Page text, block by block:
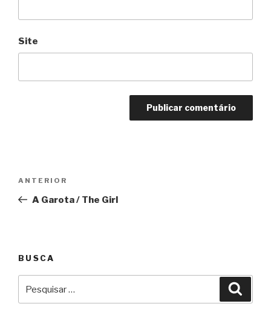
Site
Post
Anterior
ANTERIOR
A Garota / The Girl
BUSCA
por: